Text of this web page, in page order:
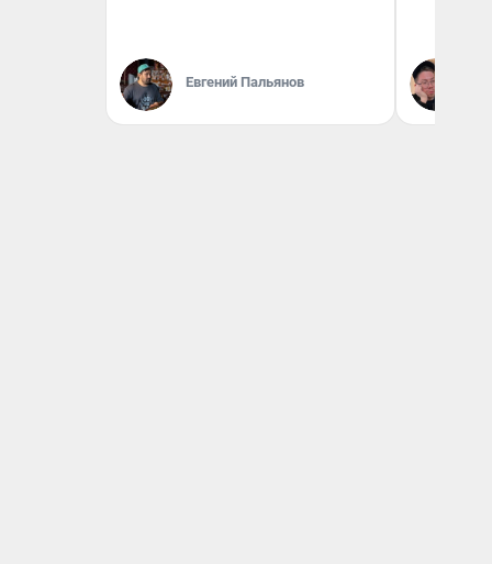
Евгений Пальянов